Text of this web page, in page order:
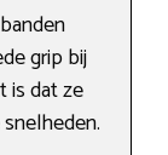
grip bij
is dat ze